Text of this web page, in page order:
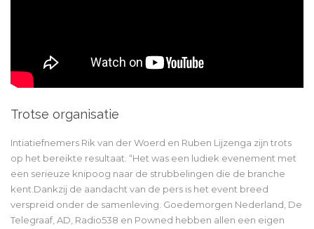
Trotse organisatie
Intiatiefnemers Rik van der Woerd en Ruben Lijzenga zijn trots
op het bereikte resultaat. “Het was een ludiek evenement met
een serieuze knipoog naar de strubbelingen die de branche
kent.Dankzij de aandacht van de pers is het event breed
verspreid onder de samenleving. Goedemorgen Nederland, De
Telegraaf, AD, Radio538 en Powned hebben allen een eigen